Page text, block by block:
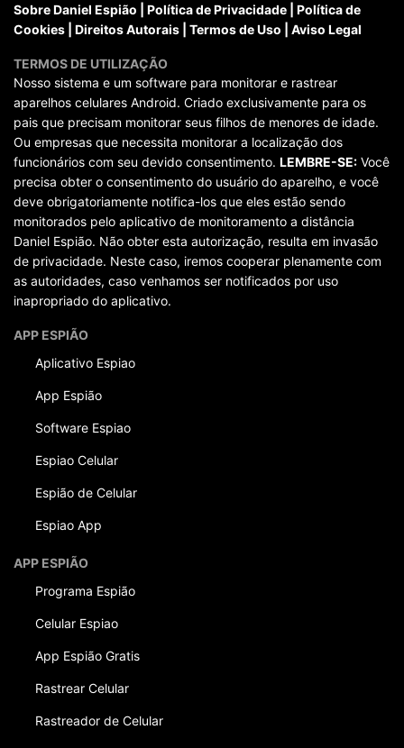
Sobre Daniel Espião Política de Privacidade
Política de
Cookies
Direitos Autorais Termos de Uso Aviso Legal
TERMOS DE UTILIZAÇÃO
Nosso sistema e um software para monitorar e rastrear
aparelhos celulares Android. Criado exclusivamente para os
pais que precisam monitorar seus filhos de menores de idade.
Ou empresas que necessita monitorar a localização dos
funcionários com seu devido consentimento. LEMBRE-SE: Você
precisa obter o consentimento do usuário do aparelho, e você
deve obrigatoriamente notifica-los que eles estão sendo
monitorados pelo aplicativo de monitoramento a distância
Daniel Espião. Não obter esta autorização, resulta em invasão
de privacidade. Neste caso, iremos cooperar plenamente com
as autoridades, caso venhamos ser notificados por uso
inapropriado do aplicativo.
APP ESPIÃO
Aplicativo Espiao
App Espião
Software Espiao
Espiao Celular
Espião de Celular
Espiao App
APP ESPIÃO
Programa Espião
Celular Espiao
App Espião Gratis
Rastrear Celular
Rastreador de Celular